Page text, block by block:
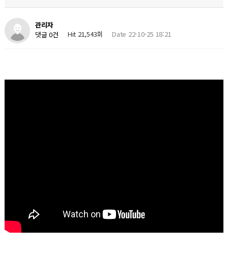
관리자
댓글 0건
Hit 21,543회 Date 22-10-25 18:21